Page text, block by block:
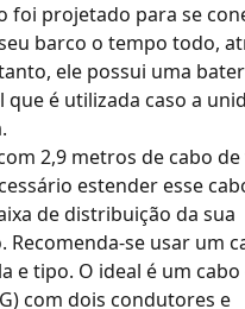
foi projetado para se
barco o tempo todo,
ele possui uma
que é utilizada caso a
2,9 metros de cabo
estender esse
de distribuição da sua
Recomenda-se usar um
e tipo. O ideal é um cabo
com dois condutores e